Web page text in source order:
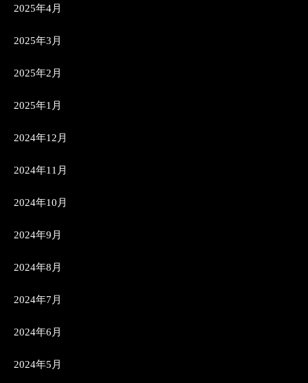
2025年4月
2025年3月
2025年2月
2025年1月
2024年12月
2024年11月
2024年10月
2024年9月
2024年8月
2024年7月
2024年6月
2024年5月